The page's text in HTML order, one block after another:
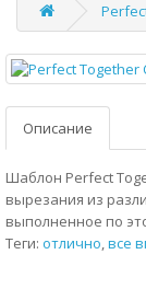
Описание
Шаблон Perfect
вырезания из
выполненное по
Теги: отлично,все